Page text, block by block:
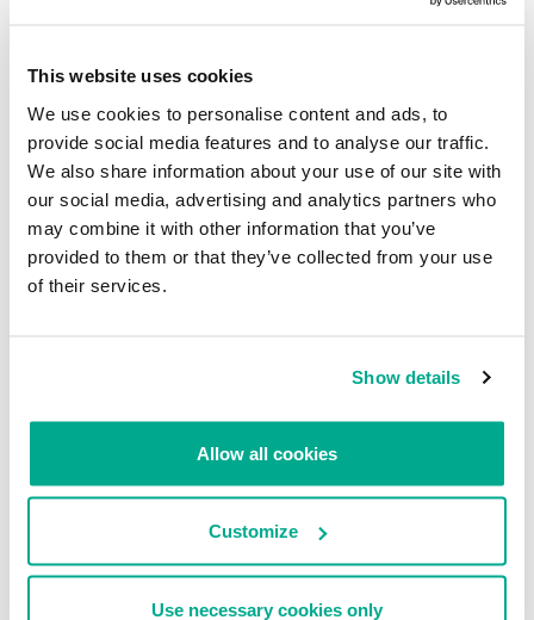
This website uses cookies
We use cookies to personalise content and ads, to
provide social media features and to analyse our traffic.
We also share information about your use of our site with
our social media, advertising and analytics partners who
may combine it with other information that you’ve
provided to them or that they’ve collected from your use
of their services.
Show details
Allow all cookies
Customize
Use necessary cookies only
operaciones de ataque de Winntidirigidas a los
215CEC7261D70A5913E79CD11EBC9ECC
12181311E049EB9F1B909EABFDB55427
VULNERABILIDADES Y EXPLOITS ATAQUES SELECTIVOS